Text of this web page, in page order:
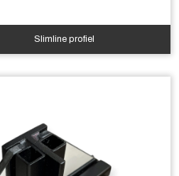
Slimline profiel